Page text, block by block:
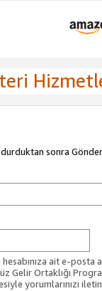
sonra Gönder
ait e-posta
Gelir Ortaklığı
yorumlarınızı